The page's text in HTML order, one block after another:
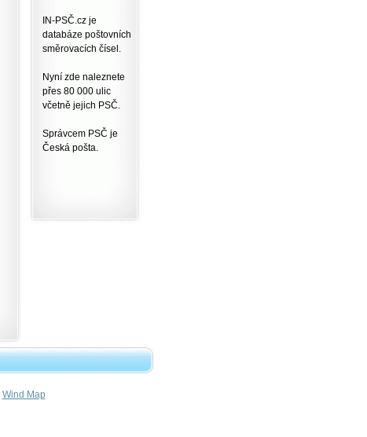
IN-PSČ.cz je
databáze poštovních
směrovacích čísel.
Nyní zde naleznete
přes 80 000 ulic
včetně jejich PSČ.
Správcem PSČ je
Česká pošta.
Wind Map